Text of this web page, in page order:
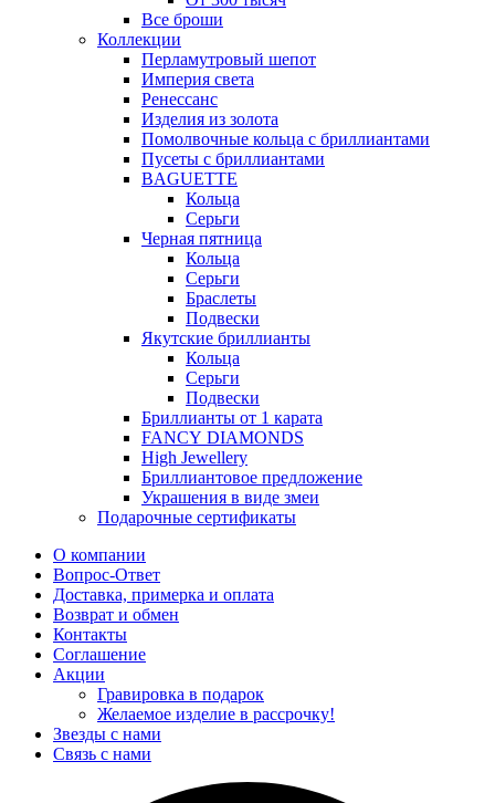
Все броши
Коллекции
Перламутровый шепот
Империя света
Ренессанс
Изделия из золота
Помолвочные кольца с бриллиантами
Пусеты с бриллиантами
BAGUETTE
Кольца
Серьги
Черная пятница
Кольца
Серьги
Браслеты
Подвески
Якутские бриллианты
Кольца
Серьги
Подвески
Бриллианты от 1 карата
FANCY DIAMONDS
High Jewellery
Бриллиантовое предложение
Украшения в виде змеи
Подарочные сертификаты
О компании
Вопрос-Ответ
Доставка, примерка и оплата
Возврат и обмен
Контакты
Соглашение
Акции
Гравировка в подарок
Желаемое изделие в рассрочку!
Звезды с нами
Связь с нами